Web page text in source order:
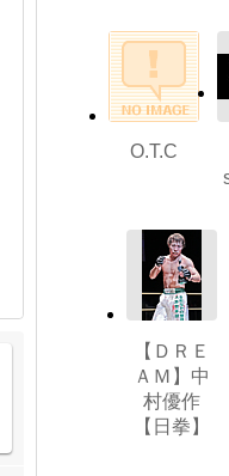
O.T.C
【ＤＲＥ
ＡＭ】中
村優作
【日拳】